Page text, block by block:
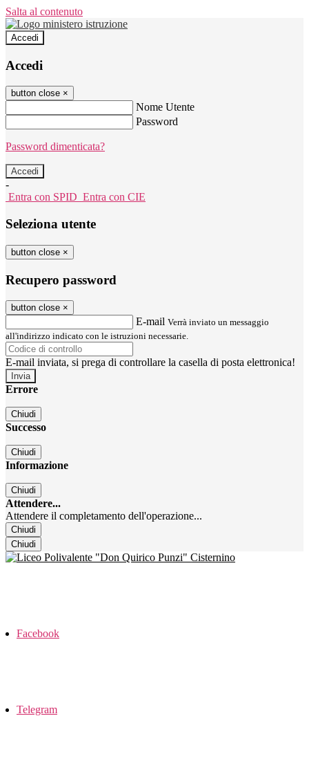
Salta al contenuto
Accedi
Accedi
button close ×
Nome Utente
Password
Password dimenticata?
-
Entra con SPID Entra con CIE
Seleziona utente
button close ×
Recupero password
button close ×
E-mail Verrà inviato un messaggio
all'indirizzo indicato con le istruzioni necessarie.
E-mail inviata, si prega di controllare la casella di posta elettronica!
Errore
Chiudi
Successo
Chiudi
Informazione
Chiudi
Attendere...
Attendere il completamento dell'operazione...
Chiudi
Chiudi
Facebook
Telegram